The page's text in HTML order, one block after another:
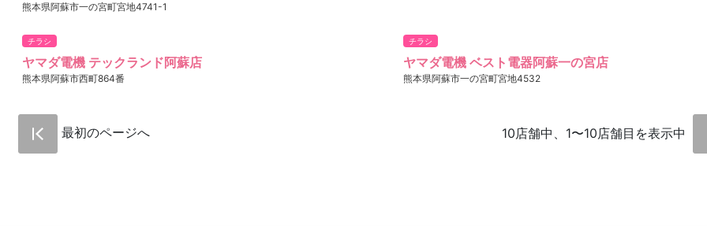
熊本県阿蘇市一の宮町宮地4741-1
チラシ
ヤマダ電機 テックランド阿蘇店
熊本県阿蘇市西町864番
チラシ
ヤマダ電機 ベスト電器阿蘇一の宮店
熊本県阿蘇市一の宮町宮地4532
最初のページへ 10店舗中、1〜10店舗目を表示中